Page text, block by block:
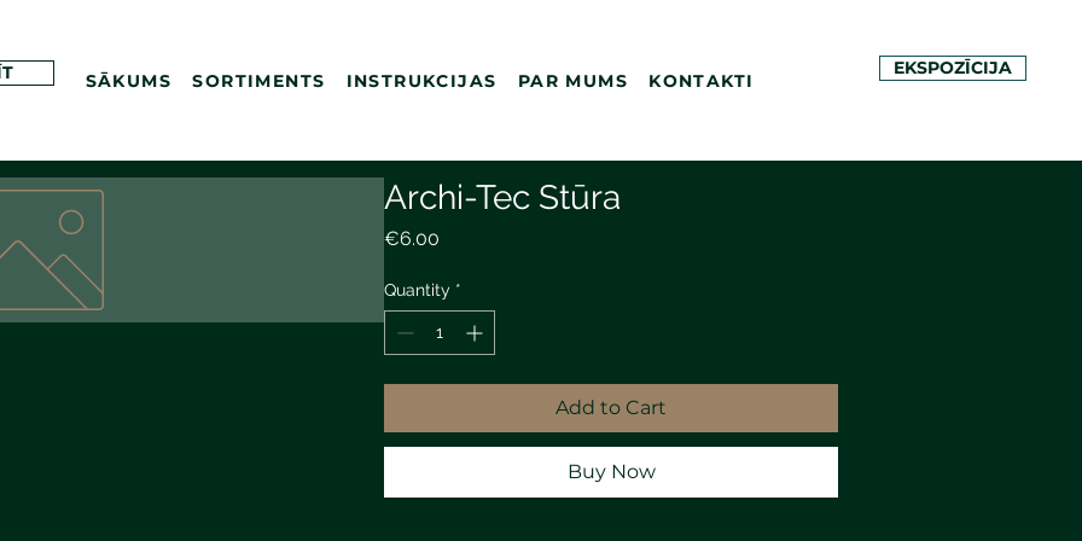
SĀKUMS SORTIMENTS INSTRUKCIJAS PAR MUMS KONTAKTI
EKSPOZĪCIJA
Archi-Tec Stūra
€6.00
Quantity *
Add to Cart
Buy Now